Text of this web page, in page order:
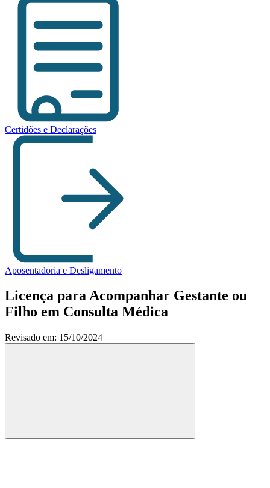
Certidões e Declarações
Aposentadoria e Desligamento
Licença para Acompanhar Gestante ou
Filho em Consulta Médica
Revisado em: 15/10/2024
Compartilhar